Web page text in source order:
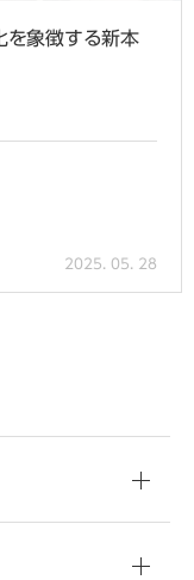
を象徴する新本
2025. 05. 28
います